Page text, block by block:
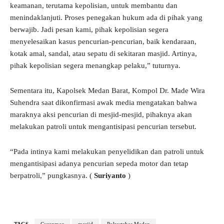
keamanan, terutama kepolisian, untuk membantu dan
menindaklanjuti. Proses penegakan hukum ada di pihak yang
berwajib. Jadi pesan kami, pihak kepolisian segera
menyelesaikan kasus pencurian-pencurian, baik kendaraan,
kotak amal, sandal, atau sepatu di sekitaran masjid. Artinya,
pihak kepolisian segera menangkap pelaku,” tuturnya.
Sementara itu, Kapolsek Medan Barat, Kompol Dr. Made Wira
Suhendra saat dikonfirmasi awak media mengatakan bahwa
maraknya aksi pencurian di mesjid-mesjid, pihaknya akan
melakukan patroli untuk mengantisipasi pencurian tersebut.
“Pada intinya kami melakukan penyelidikan dan patroli untuk
mengantisipasi adanya pencurian sepeda motor dan tetap
berpatroli,” pungkasnya. ( Suriyanto )